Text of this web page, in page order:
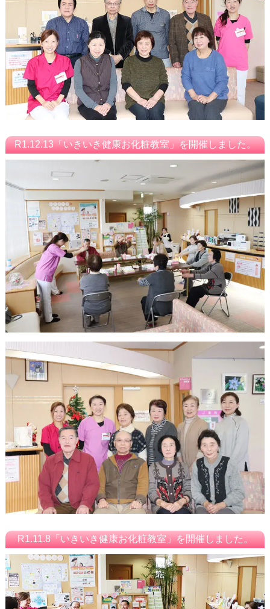
R1.12.13「いきいき健康お化粧教室」を開催しました。
R1.11.8「いきいき健康お化粧教室」を開催しました。